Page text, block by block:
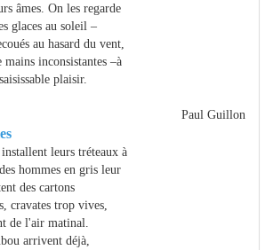
âmes. On les regarde
glaces au soleil –
au hasard du vent,
mains inconsistantes –à
plaisir.
Paul Guillon
leurs tréteaux à
hommes en gris leur
des cartons
cravates trop vives,
de l'air matinal.
arrivent déjà,